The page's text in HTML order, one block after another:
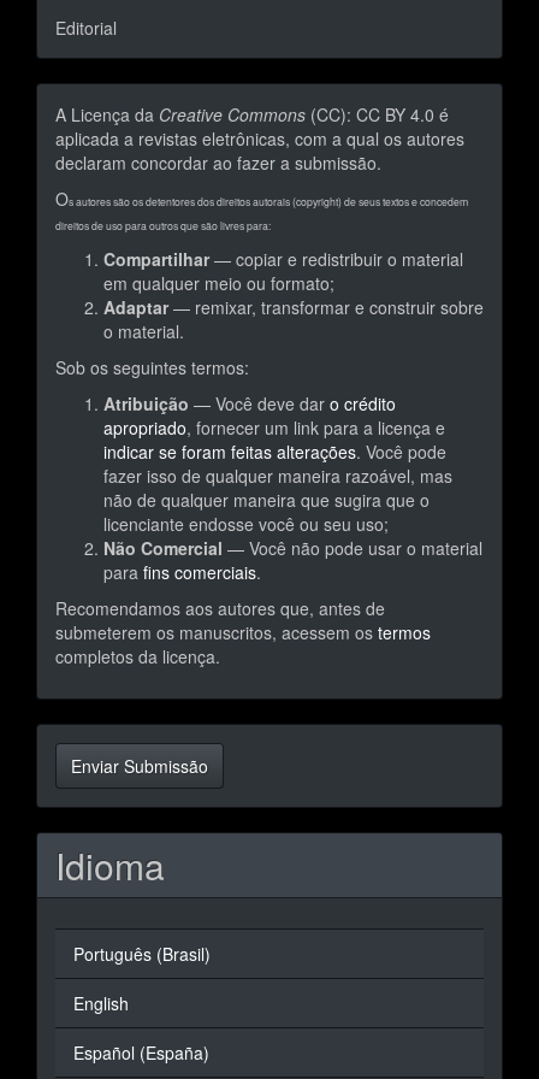
Editorial
A Licença da Creative Commons (CC): CC BY 4.0 é
aplicada a revistas eletrônicas, com a qual os autores
declaram concordar ao fazer a submissão.
Os autores são os detentores dos direitos autorais (copyright) de seus textos e concedem
direitos de uso para outros que são livres para:
Compartilhar— copiar e redistribuir o material
em qualquer meio ou formato;
Adaptar— remixar, transformar e construir sobre
o material.
Sob os seguintes termos:
Atribuição — Você deve dar o crédito
apropriado, fornecer um link para a licença e
indicar se foram feitas alterações. Você pode
fazer isso de qualquer maneira razoável, mas
não de qualquer maneira que sugira que o
licenciante endosse você ou seu uso;
Não Comercial — Você não pode usar o material
para fins comerciais.
Recomendamos aos autores que, antes de
submeterem os manuscritos, acessem os termos
completos da licença.
Enviar
Submissão
Enviar Submissão
Idioma
Português (Brasil)
English
Español (España)